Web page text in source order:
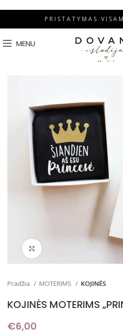
P R I S T A T Y M A S V I S A
MENU
Pradžia MOTERIMS KOJINĖS
KOJINĖS MOTERIMS
€6,00